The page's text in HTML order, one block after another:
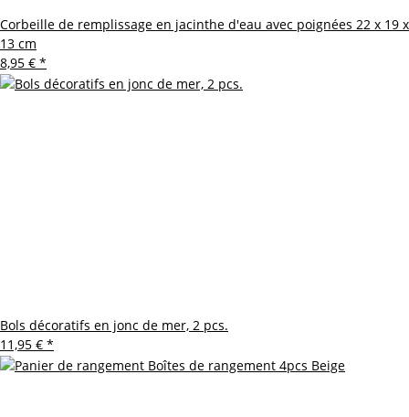
Corbeille de remplissage en jacinthe d'eau avec poignées 22 x 19 x
13 cm
8,95 € *
Bols décoratifs en jonc de mer, 2 pcs.
11,95 € *